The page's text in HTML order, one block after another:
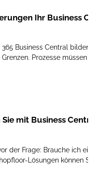
Ihr Business
Business Central
Prozesse
Sie mit Business
der Frage: Brauche ich
Lösungen